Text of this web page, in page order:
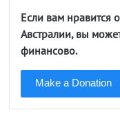
Если вам нравится
Австралии, вы
финансово.
Make a Donation